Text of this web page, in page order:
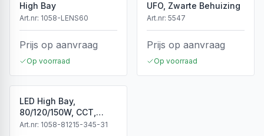
High Bay
Art.nr: 1058-LENS60
Prijs op aanvraag
Op voorraad
UFO, Zwarte Behuizing
Art.nr: 5547
Prijs op aanvraag
Op voorraad
LED High Bay,
80/120/150W, CCT,
Dimbaar, IP65, Zwart
Art.nr: 1058-81215-345-31